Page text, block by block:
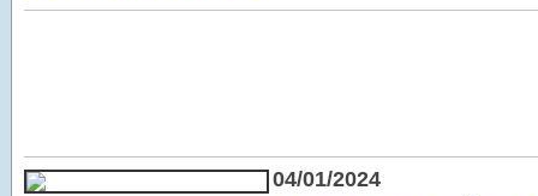
04/01/2024